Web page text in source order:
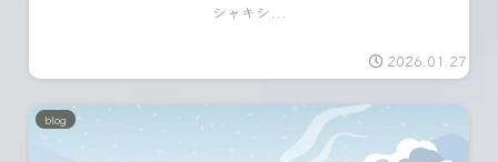
シャキシ...
2026.01.27
blog